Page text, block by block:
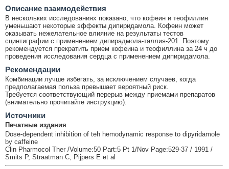
Описание взаимодействия
В нескольких исследованиях показано, что кофеин и теофиллин
уменьшают некоторые эффекты дипиридамола. Кофеин может
оказывать нежелательное влияние на результаты тестов
сцинтиграфии с применением дипирадмола-таллия-201. Поэтому
рекомендуется прекратить прием кофеина и теофиллина за 24 ч до
проведения исследования сердца с применением дипиридамола.
Рекомендации
Комбинации лучше избегать, за исключением случаев, когда
предполагаемая польза превышает вероятный риск.
Требуется соответствующий перерыв между приемами препаратов
(внимательно прочитайте инструкцию).
Источники
Печатные издания
Dose-dependent inhibition of teh hemodynamic response to dipyridamole
by caffeine
Clin Pharmocol Ther /Volume:50 Part:5 Pt 1/Nov Page:529-37 / 1991 /
Smits P, Straatman C, Pijpers E et al